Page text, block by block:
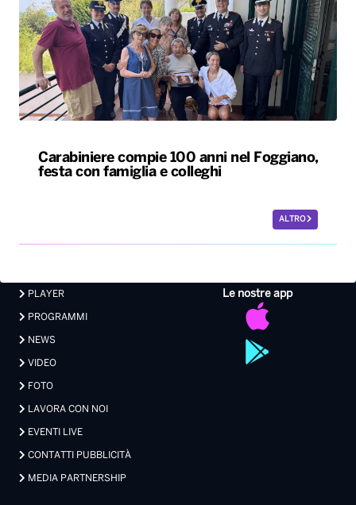
Carabiniere compie 100 anni nel Foggiano,
festa con famiglia e colleghi
ALTRO
Le nostre app
PLAYER
PROGRAMMI
NEWS
VIDEO
FOTO
LAVORA CON NOI
EVENTI LIVE
CONTATTI PUBBLICITÀ
MEDIA PARTNERSHIP